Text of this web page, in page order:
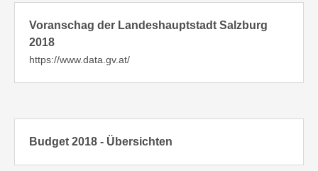
Voranschag der Landeshauptstadt Salzburg
2018
https://www.data.gv.at/
Budget 2018 - Übersichten